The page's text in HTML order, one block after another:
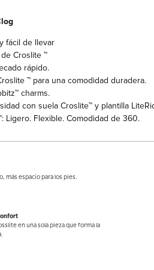
fácil de llevar
Croslite ™
rápido.
™ para una comodidad duradera.
charms.
con suela Croslite™ y plantilla
Ligero. Flexible. Comodidad de 360.
más espacio para los pies.
en una sola pieza que forma la